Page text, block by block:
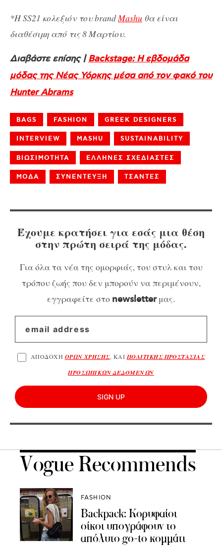
*ΗSS21 κολεξιόν του brandMashu θα είναι
διαθέσιμη από τις 8 Μαρτίου.
Διαβάστε επίσης |Backstage: Η εβδομάδα
μόδας της Νέας Υόρκης μέσα από τον φακό του
Hunter Abrams
BAGS FASHION GREEK DESIGNERS
INTERVIEW MASHU SUSTAINABILITY
ΒΙΩΣΙΜΟΤΗΤΑ ΕΛΛΗΝΕΣ ΣΧΕΔΙΑΣΤΕΣ
ΜΟΔΑ ΣΥΝΕΝΤΕΥΞΗ ΤΣΑΝΤΕΣ
Έχουμε κρατήσει για εσάς μια θέση
στην πρώτη σειρά της μόδας.
Για όλα τα νέα της ομορφιάς, του στυλ και του
τρόπου ζωής που δεν μπορούν να περιμένουν,
εγγραφείτε στο newsletterμας.
ΑΠΟΔΟΧΗ ΟΡΩΝ ΧΡΗΣΗΣ, ΚΑΙ ΠΟΛΙΤΙΚΗΣ ΠΡΟΣΤΑΣΙΑΣ
ΠΡΟΣΩΠΙΚΩΝ ΔΕΔΟΜΕΝΩΝ
SIGN UP
Vogue Recommends
FASHION
Backpack: Κορυφαίοι
οίκοι υπογράφουν το
απόλυτο go-to κομμάτι